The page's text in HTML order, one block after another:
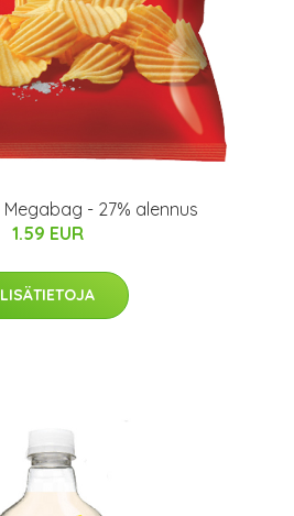
- 27% alennus
1.59 EUR
LISÄTIETOJA